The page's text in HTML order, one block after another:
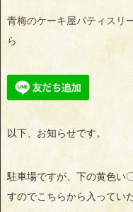
青梅のケーキ屋パティスリ
ら
以下、お知らせです。
駐車場ですが、下の黄色い
すのでこちらから入ってい